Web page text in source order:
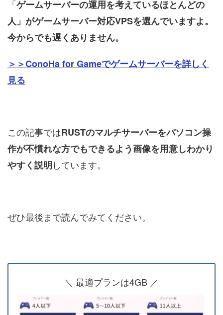
「ゲームサーバーの運用を考えているほとんどの
人」がゲームサーバー対応VPSを選んでいますよ。
今からでも遅くありません。
＞＞ConoHa for Gameでゲームサーバーを詳しく
見る
この記事ではRUSTのマルチサーバーをパソコン操
作が不慣れな方でもできるよう画像を用意しわかり
やすく説明しています。
ぜひ最後まで読んでみてください。
＼ 最適プランは4GB ／